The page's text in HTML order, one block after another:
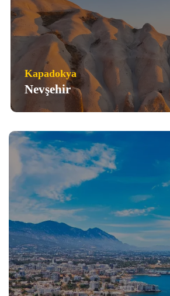
Kapadokya
Nevşehir